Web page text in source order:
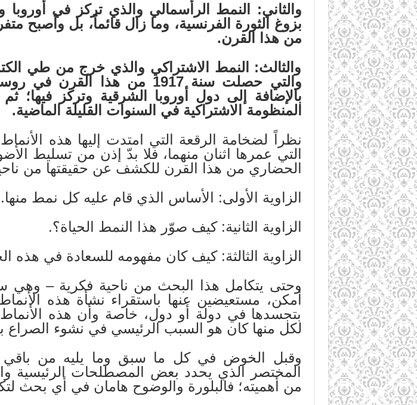
والثاني: النمط الرأسمالي والذي تركز في أوروبا
بزوغ الثورة الفرنسية، وما زال قائماً، بل وأصبح
من هذا القرن.
والثالث: النمط الاشتراكي والذي خرج من طي
والتي حصلت سنة 1917 من
بالإضافة إلى دول أوروبا الشرقية وتركز فيها؛
المنظومة الاشتراكية في السنوات القليلة الماضية.
نظراً لضخامة الرقعة التي امتدت إليها هذه الأنماط
التي عمرها اثنان منهما، فلا بدّ إذن من تسليط
الحضاري من هذا القرن للكشف عن حقيقتها من
الزاوية الأولى: الأساس الذي قام عليه كل نمط منها.
الزاوية الثانية: كيف صوّر هذا النمط الحياة؟.
الزاوية الثالثة: كيف كان مفهومه للسعادة في هذه
وحتى يتكامل هذا البحث من ناحية فكرية – وهي
أمكن، مستعيضين عنها باستقراء نشأة هذه
بتجسدها في دولة أو دول، خاصة وأن هذه
لكل منها كان هو السبب الرئيسي في نشوء الصراع
وقبل الخوض في كل ما سبق وما يليه من باقي
المختصر الذي يحدد بعض المصطلحات الرئيسية
من أهميته؛ فالبلورة والوضوح هامان في أي بحث